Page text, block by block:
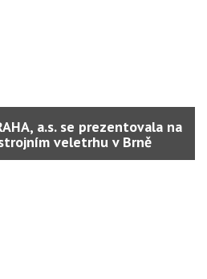
a.s. se prezentovala na
veletrhu v Brně